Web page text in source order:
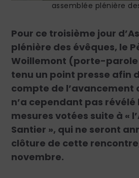
assemblée plénière
Pour ce troisième jour
plénière des évêques, le
Woillemont (porte-parole
tenu un point presse afin
compte de l’avancement
n’a cependant pas
mesures votées suite à «
Santier », qui ne seront
clôture de cette
novembre.